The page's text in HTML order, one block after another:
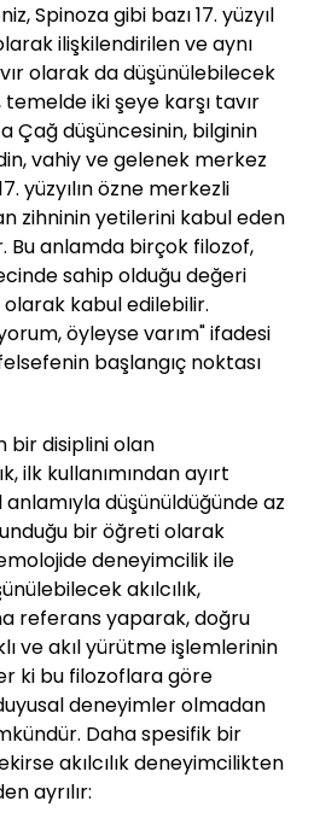
Spinoza gibi bazı 17. yüzyıl
ilişkilendirilen ve aynı
olarak da düşünülebilecek
temelde iki şeye karşı tavır
Çağ düşüncesinin, bilginin
vahiy ve gelenek merkez
yüzyılın özne merkezli
zihninin yetilerini kabul eden
Bu anlamda birçok filozof,
sahip olduğu değeri
olarak kabul edilebilir.
öyleyse varım" ifadesi
başlangıç noktası
bir disiplini olan
ilk kullanımından ayırt
düşünüldüğünde az
bir öğreti olarak
deneyimcilik ile
akılcılık,
referans yaparak, doğru
ve akıl yürütme işlemlerinin
ki bu filozoflara göre
deneyimler olmadan
Daha spesifik bir
akılcılık deneyimcilikten
ayrılır: